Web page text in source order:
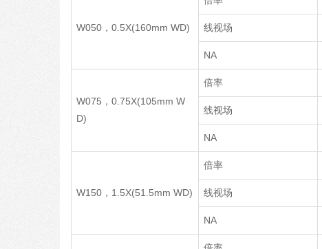
W050，0.5X(160mm WD) 线视场
NA
W075，0.75X(105mm W
D)
倍率
线视场
NA
W150，1.5X(51.5mm WD)
倍率
线视场
NA